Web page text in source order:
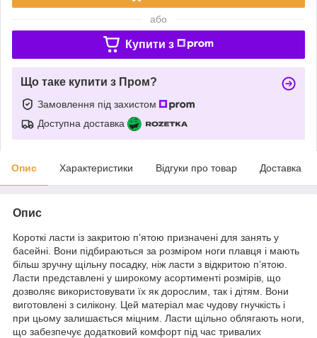
або
Купити з
Що таке купити з Пром?
Замовлення під захистом
Доступна доставка
Опис Характеристики Відгуки про товар Доставка
Опис
Короткі ласти із закритою п’ятою призначені для занять у
басейні. Вони підбираються за розміром ноги плавця і мають
більш зручну щільну посадку, ніж ласти з відкритою п’ятою.
Ласти представлені у широкому асортименті розмірів, що
дозволяє використовувати їх як дорослим, так і дітям. Вони
виготовлені з силікону. Цей матеріал має чудову гнучкість і
при цьому залишається міцним. Ласти щільно облягають ноги,
що забезпечує додатковий комфорт під час тривалих